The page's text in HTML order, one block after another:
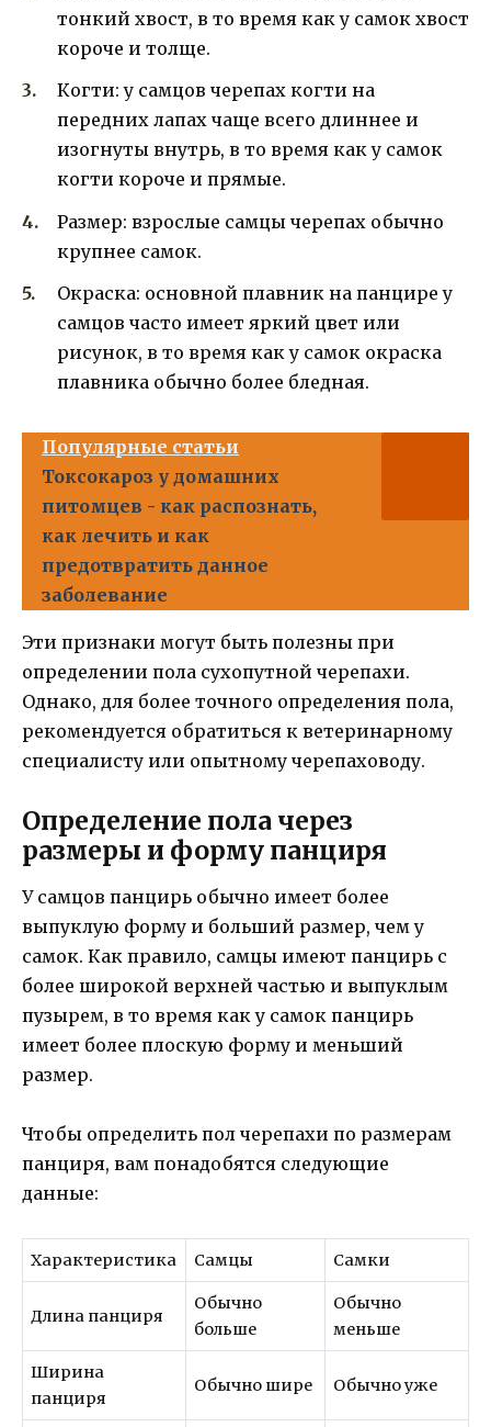
тонкий хвост, в то время как у самок хвост
короче и толще.
Когти: у самцов черепах когти на
передних лапах чаще всего длиннее и
изогнуты внутрь, в то время как у самок
когти короче и прямые.
Размер: взрослые самцы черепах обычно
крупнее самок.
Окраска: основной плавник на панцире у
самцов часто имеет яркий цвет или
рисунок, в то время как у самок окраска
плавника обычно более бледная.
Популярные статьи
Токсокароз у домашних
питомцев - как распознать,
как лечить и как
предотвратить данное
заболевание
Эти признаки могут быть полезны при
определении пола сухопутной черепахи.
Однако, для более точного определения пола,
рекомендуется обратиться к ветеринарному
специалисту или опытному черепаховоду.
Определение пола через
размеры и форму панциря
У самцов панцирь обычно имеет более
выпуклую форму и больший размер, чем у
самок. Как правило, самцы имеют панцирь с
более широкой верхней частью и выпуклым
пузырем, в то время как у самок панцирь
имеет более плоскую форму и меньший
размер.
Чтобы определить пол черепахи по размерам
панциря, вам понадобятся следующие
данные:
Характеристика Самцы Самки
Длина панциря
Обычно
больше
Обычно
меньше
Ширина
панциря
Обычно шире Обычно уже